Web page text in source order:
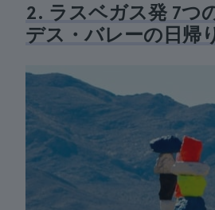
2. ラスベガス発 7つ
デス・バレーの日帰